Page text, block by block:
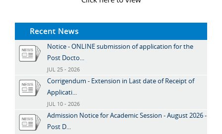
Recent News
Notice - ONLINE submission of application for the
Post Docto...
JUL 25 - 2026
Corrigendum - Extension in Last date of Receipt of
Applicati...
JUL 10 - 2026
Admission Notice for Academic Session - August 2026 -
Post D...